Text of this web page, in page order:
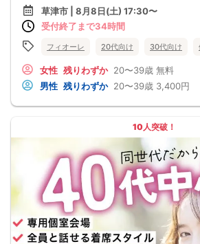
草津市 | 8月8日(土) 17:30〜
受付終了まで34時間
フィオーレ 20代向け 30代向け
女性 残りわずか 20〜39歳 無料
男性 残りわずか 20〜39歳 3,400円
10人突破！